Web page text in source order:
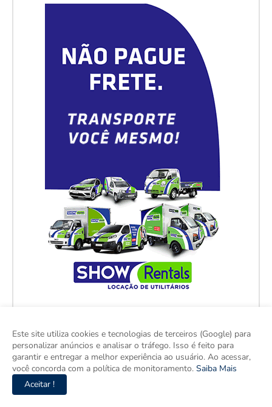
Este site utiliza cookies e tecnologias de terceiros (Google) para
personalizar anúncios e analisar o tráfego. Isso é feito para
garantir e entregar a melhor experiência ao usuário. Ao acessar,
você concorda com a política de monitoramento. Saiba Mais
Aceitar !